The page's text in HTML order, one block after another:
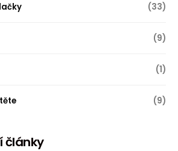
(33)
(9)
(1)
(9)
články